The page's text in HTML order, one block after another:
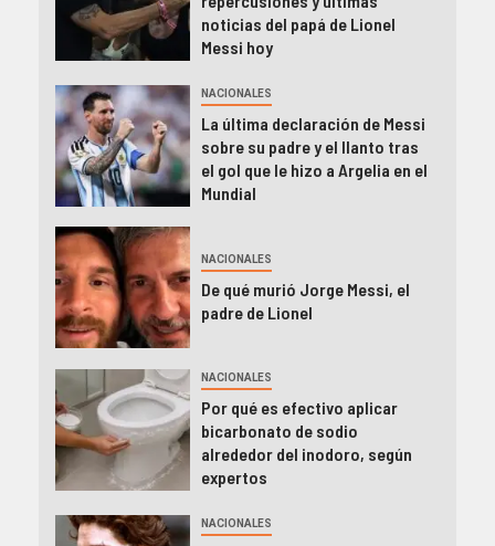
noticias del papá de Lionel
Messi hoy
NACIONALES
La última declaración de Messi
sobre su padre y el llanto tras
el gol que le hizo a Argelia en el
Mundial
NACIONALES
De qué murió Jorge Messi, el
padre de Lionel
NACIONALES
Por qué es efectivo aplicar
bicarbonato de sodio
alrededor del inodoro, según
expertos
NACIONALES